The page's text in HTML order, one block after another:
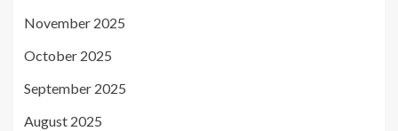
November 2025
October 2025
September 2025
August 2025